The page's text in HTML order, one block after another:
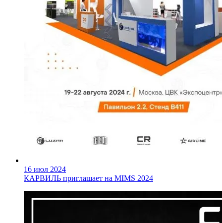
16 июл 2024
КАРВИЛЬ приглашает на MIMS 2024